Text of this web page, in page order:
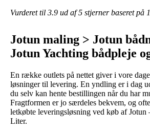
Vurderet til 3.9 ud af 5 stjerner baseret på
Jotun maling > Jotun
Jotun Yachting bådpleje
En række outlets på nettet giver i vore
løsninger til levering. En yndling er i dag
du selv kan hente bestillingen når du har
Fragtformen er jo særdeles bekvem, og
letkøbte leveringsløsning ved køb af Jotun
Liter.